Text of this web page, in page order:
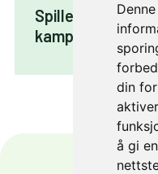
din
å gi
Spiller på lag for
kamp